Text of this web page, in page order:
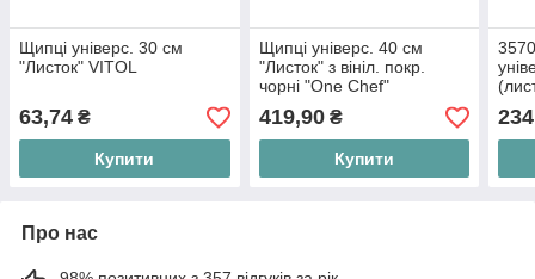
Щипці універс. 30 см
"Листок" VITOL
63,74 ₴
Купити
Щипці універс. 40 см
"Листок" з вініл. покр.
чорні "One Chef"
419,90₴
Купити
Про нас